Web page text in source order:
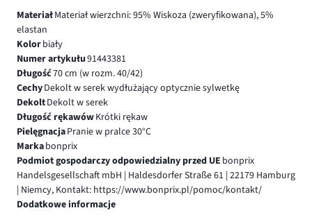
MateriałMateriał wierzchni: 95% Wiskoza (zweryfikowana), 5%
elastan
Kolorbiały
Numer artykułu91443381
Długość70 cm (w rozm. 40/42)
CechyDekolt w serek wydłużający optycznie sylwetkę
DekoltDekolt w serek
Długość rękawówKrótki rękaw
PielęgnacjaPranie w pralce 30°C
Markabonprix
Podmiot gospodarczy odpowiedzialny przed UE bonprix
Handelsgesellschaft mbH | Haldesdorfer Straße 61 | 22179 Hamburg
| Niemcy, Kontakt: https://www.bonprix.pl/pomoc/kontakt/
Dodatkowe informacje